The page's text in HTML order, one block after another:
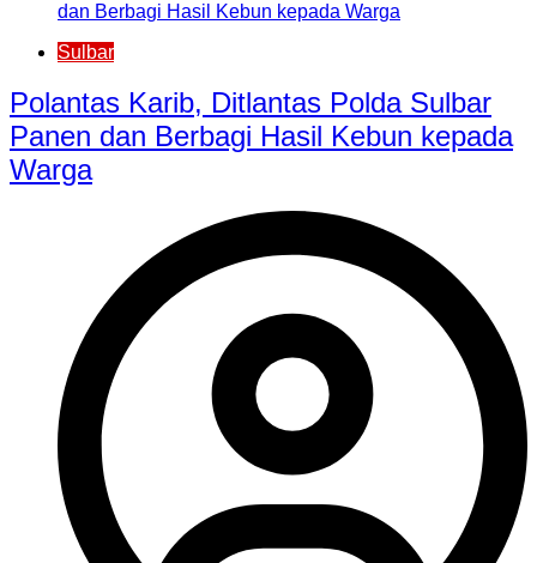
Sulbar
Polantas Karib, Ditlantas Polda Sulbar
Panen dan Berbagi Hasil Kebun kepada
Warga